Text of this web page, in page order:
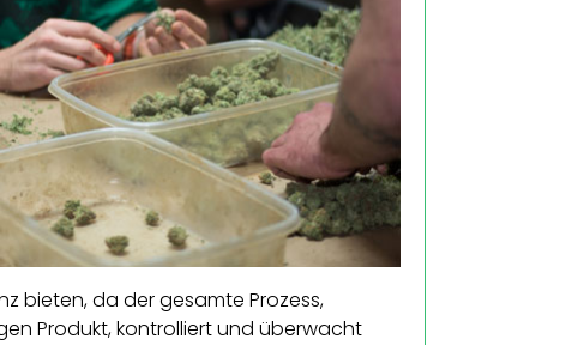
bieten, da der gesamte Prozess,
Produkt, kontrolliert und überwacht